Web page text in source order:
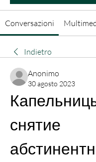
Conversazioni
Indietro
Anonimo
30 agosto 2023
снятие